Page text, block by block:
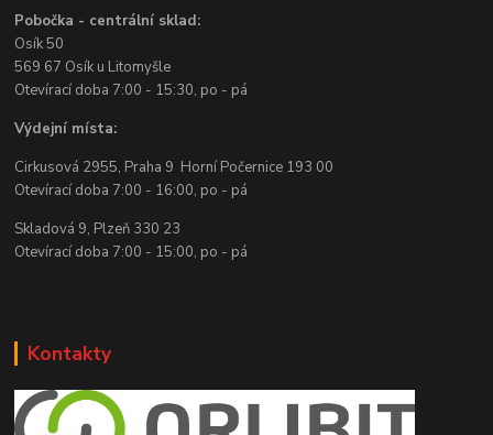
Pobočka - centrální sklad:
Osík 50
569 67 Osík u Litomyšle
Otevírací doba 7:00 - 15:30, po - pá
Výdejní místa:
Cirkusová 2955, Praha 9 Horní Počernice 193 00
Otevírací doba 7:00 - 16:00, po - pá
Skladová 9, Plzeň 330 23
Otevírací doba 7:00 - 15:00, po - pá
Kontakty